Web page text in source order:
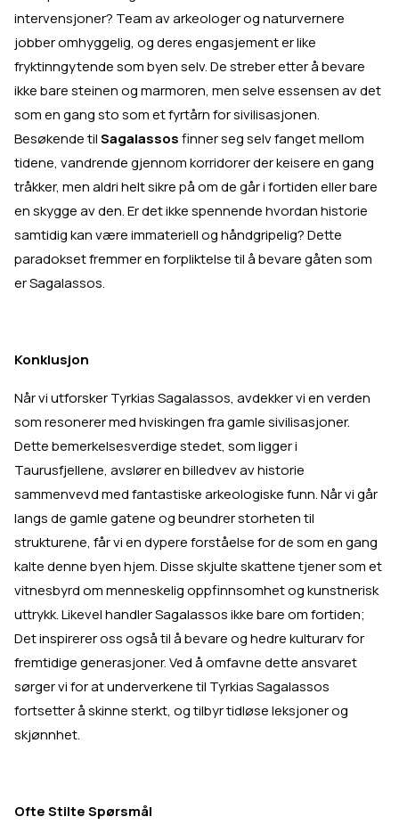
intervensjoner? Team av arkeologer og naturvernere
jobber omhyggelig, og deres engasjement er like
fryktinngytende som byen selv. De streber etter å bevare
ikke bare steinen og marmoren, men selve essensen av det
som en gang sto som et fyrtårn for sivilisasjonen.
Besøkende tilSagalassosfinner seg selv fanget mellom
tidene, vandrende gjennom korridorer der keisere en gang
tråkker, men aldri helt sikre på om de går i fortiden eller bare
en skygge av den. Er det ikke spennende hvordan historie
samtidig kan være immateriell og håndgripelig? Dette
paradokset fremmer en forpliktelse til å bevare gåten som
er Sagalassos.
Konklusjon
Når vi utforsker Tyrkias Sagalassos, avdekker vi en verden
som resonerer med hviskingen fra gamle sivilisasjoner.
Dette bemerkelsesverdige stedet, som ligger i
Taurusfjellene, avslører en billedvev av historie
sammenvevd med fantastiske arkeologiske funn. Når vi går
langs de gamle gatene og beundrer storheten til
strukturene, får vi en dypere forståelse for de som en gang
kalte denne byen hjem. Disse skjulte skattene tjener som et
vitnesbyrd om menneskelig oppfinnsomhet og kunstnerisk
uttrykk. Likevel handler Sagalassos ikke bare om fortiden;
Det inspirerer oss også til å bevare og hedre kulturarv for
fremtidige generasjoner. Ved å omfavne dette ansvaret
sørger vi for at underverkene til Tyrkias Sagalassos
fortsetter å skinne sterkt, og tilbyr tidløse leksjoner og
skjønnhet.
Ofte Stilte Spørsmål